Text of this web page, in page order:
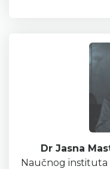
Dr Jasna
Naučnog